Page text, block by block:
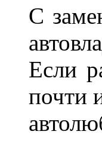
С
Если
почти